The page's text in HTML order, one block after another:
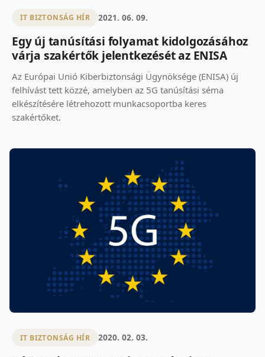
IT BIZTONSÁG HÍR 2021. 06. 09.
Egy új tanúsítási folyamat kidolgozásához
várja szakértők jelentkezését az ENISA
Az Európai Unió Kiberbiztonsági Ügynöksége (ENISA) új
felhívást tett közzé, amelyben az 5G tanúsítási séma
elkészítésére létrehozott munkacsoportba keres
szakértőket.
IT BIZTONSÁG HÍR 2020. 02. 03.